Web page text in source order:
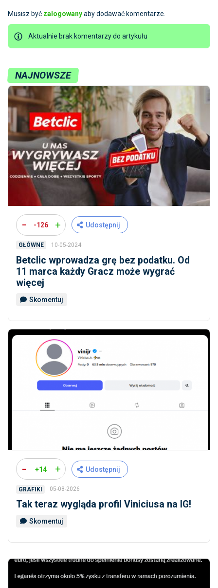
Musisz być zalogowanyaby dodawać komentarze.
Aktualnie brak komentarzy do artykułu
NAJNOWSZE
- -126 + Udostępnij
GŁÓWNE 10-05-2024
Betclic wprowadza grę bez podatku. Od
11 marca każdy Gracz może wygrać
więcej
Skomentuj
- +14 + Udostępnij
GRAFIKI 05-08-2026
Tak teraz wygląda profil Viniciusa na IG!
Skomentuj